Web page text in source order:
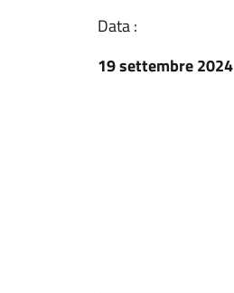
Data :
19 settembre 2024